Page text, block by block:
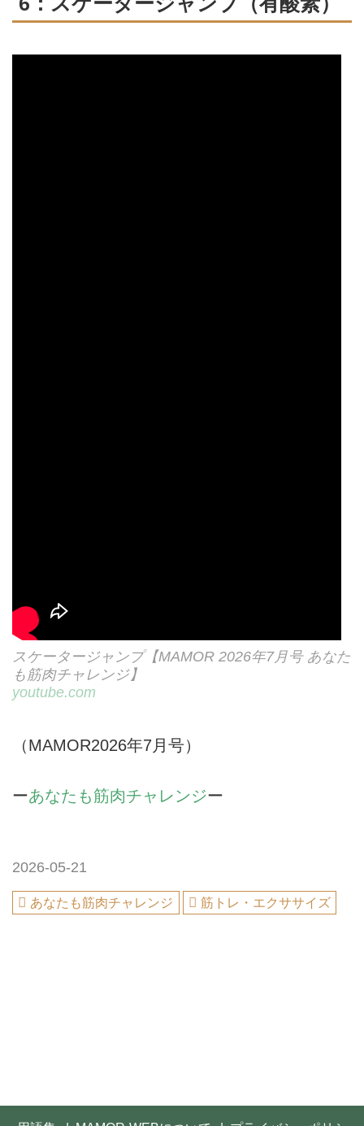
スケータージャンプ【MAMOR 2026年7月号 あなた
も筋肉チャレンジ】
youtube.com
（MAMOR2026年7月号）
ーあなたも筋肉チャレンジー
2026-05-21
あなたも筋肉チャレンジ 筋トレ・エクササイズ